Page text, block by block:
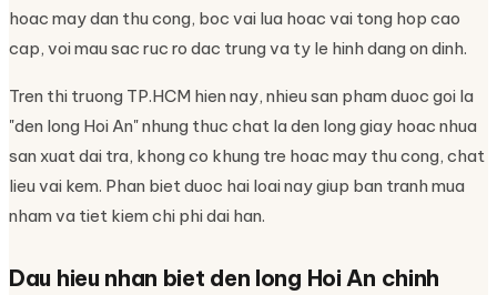
hoac may dan thu cong, boc vai lua hoac vai tong hop cao
cap, voi mau sac ruc ro dac trung va ty le hinh dang on dinh.
Tren thi truong TP.HCM hien nay, nhieu san pham duoc goi la
"den long Hoi An" nhung thuc chat la den long giay hoac nhua
san xuat dai tra, khong co khung tre hoac may thu cong, chat
lieu vai kem. Phan biet duoc hai loai nay giup ban tranh mua
nham va tiet kiem chi phi dai han.
Dau hieu nhan biet den long Hoi An chinh